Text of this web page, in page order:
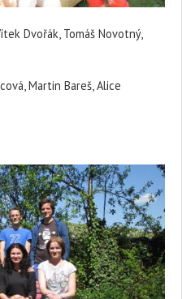
Dvořák, Tomáš Novotný,
Martin Bareš, Alice